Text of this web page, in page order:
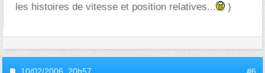
les histoires de vitesse et position relatives...
)